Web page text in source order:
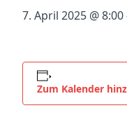
7. April 2025 @ 8:00
Zum Kalender